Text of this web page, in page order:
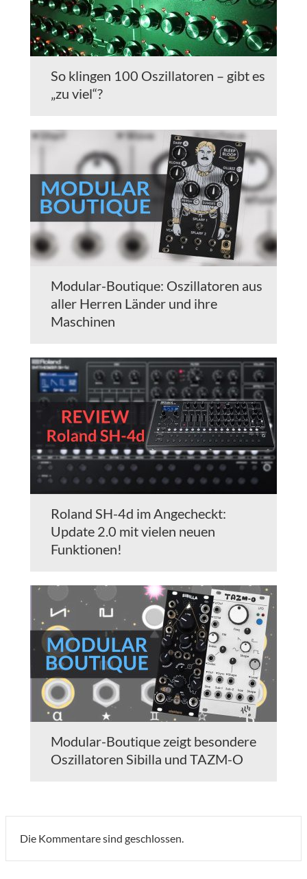
So klingen 100 Oszillatoren – gibt es
„zu viel“?
Modular-Boutique: Oszillatoren aus
aller Herren Länder und ihre
Maschinen
Roland SH-4d im Angecheckt:
Update 2.0 mit vielen neuen
Funktionen!
Modular-Boutique zeigt besondere
Oszillatoren Sibilla und TAZM-O
Die Kommentare sind geschlossen.